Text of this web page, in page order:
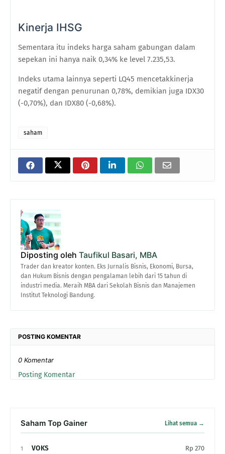
Kinerja IHSG
Sementara itu indeks harga saham gabungan dalam
sepekan ini hanya naik 0,34% ke level 7.235,53.
Indeks utama lainnya seperti LQ45 mencetakkinerja
negatif dengan penurunan 0,78%, demikian juga IDX30
(-0,70%), dan IDX80 (-0,68%).
saham
Diposting oleh Taufikul Basari, MBA
Trader dan kreator konten. Eks Jurnalis Bisnis, Ekonomi, Bursa,
dan Hukum Bisnis dengan pengalaman lebih dari 15 tahun di
industri media. Meraih MBA dari Sekolah Bisnis dan Manajemen
Institut Teknologi Bandung.
POSTING KOMENTAR
0 Komentar
Posting Komentar
Saham Top Gainer Lihat semua →
1 VOKS Rp 270